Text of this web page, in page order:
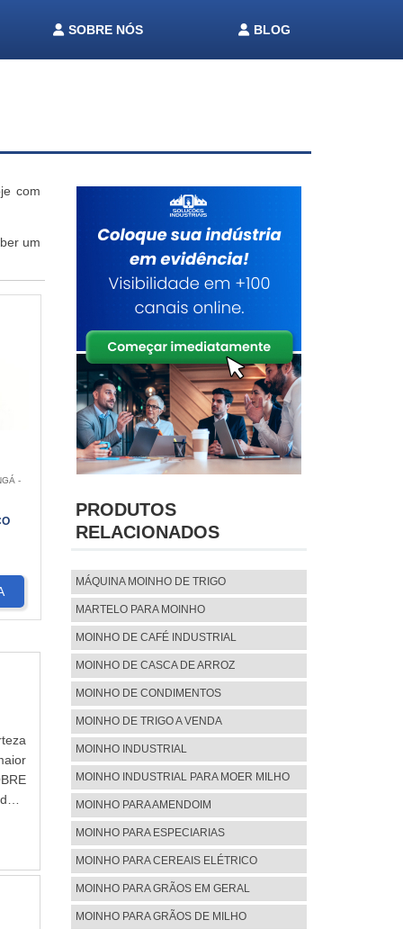
SOBRE NÓS BLOG
com
um
-
e
PRODUTOS
RELACIONADOS
MÁQUINA MOINHO DE TRIGO
MARTELO PARA MOINHO
MOINHO DE CAFÉ INDUSTRIAL
MOINHO DE CASCA DE ARROZ
MOINHO DE CONDIMENTOS
MOINHO DE TRIGO A VENDA
MOINHO INDUSTRIAL
MOINHO INDUSTRIAL PARA MOER MILHO
MOINHO PARA AMENDOIM
MOINHO PARA ESPECIARIAS
MOINHO PARA CEREAIS ELÉTRICO
MOINHO PARA GRÃOS EM GERAL
MOINHO PARA GRÃOS DE MILHO